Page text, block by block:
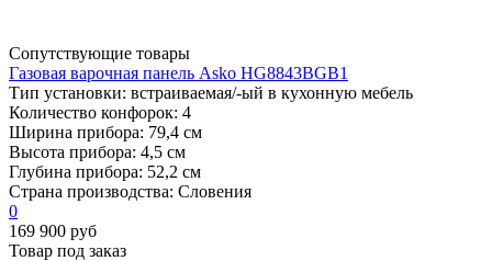
Сопутствующие товары
Газовая варочная панель Asko HG8843BGB1
Тип установки: встраиваемая/-ый в кухонную мебель
Количество конфорок: 4
Ширина прибора: 79,4 см
Высота прибора: 4,5 см
Глубина прибора: 52,2 см
Страна производства: Словения
0
169 900 руб
Товар под заказ